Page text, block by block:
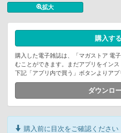
拡大
購入する
購入した電子雑誌は、「マガストア 電
むことができます。まだアプリをインス
下記「アプリ内で買う」ボタンよりアプ
ダウンロ
購入前に目次をご確認ください